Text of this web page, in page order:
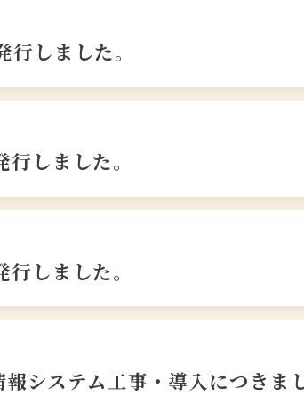
しました。
しました。
しました。
システム工事・導入につきま